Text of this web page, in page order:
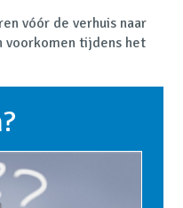
vóór de verhuis naar
voorkomen tijdens het